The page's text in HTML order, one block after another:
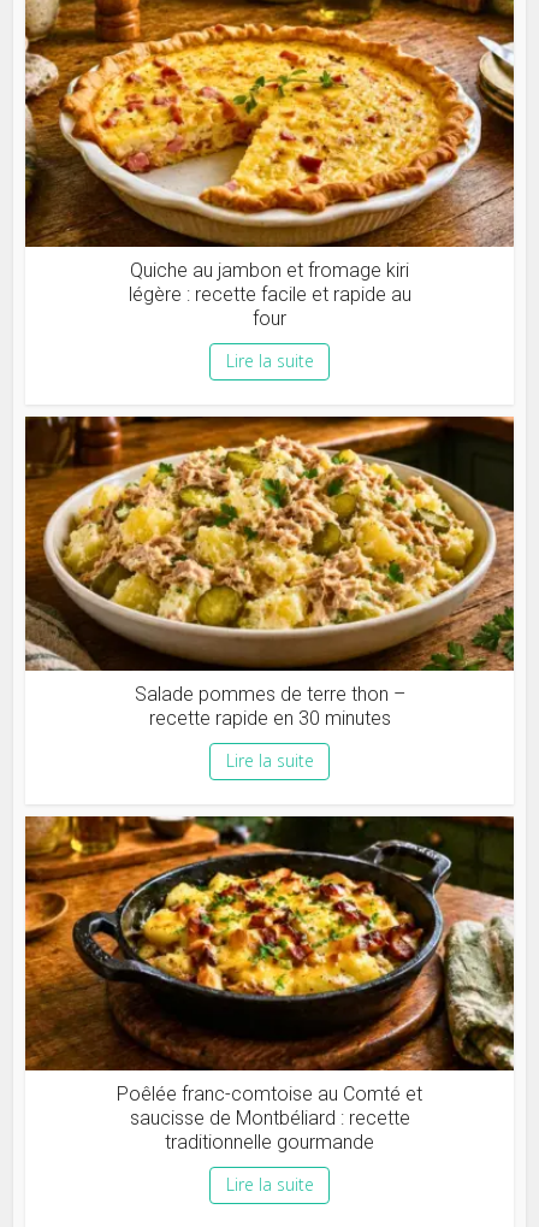
Quiche au jambon et fromage kiri
légère : recette facile et rapide au
four
Lire la suite
Salade pommes de terre thon –
recette rapide en 30 minutes
Lire la suite
Poêlée franc-comtoise au Comté et
saucisse de Montbéliard : recette
traditionnelle gourmande
Lire la suite